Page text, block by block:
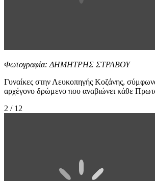
Φωτογραφία: ΔΗΜΗΤΡΗΣ ΣΤΡΑΒΟΥ
Γυναίκες στην Λευκοπηγής Κοζάνης,
αρχέγονο δρώμενο που αναβιώνει κάθε
2 / 12